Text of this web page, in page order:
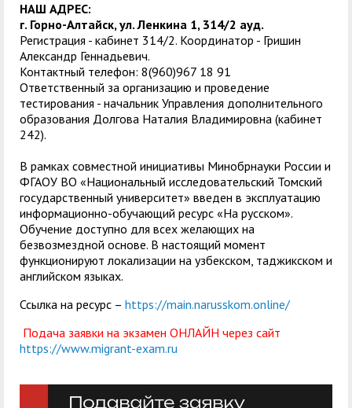
НАШ АДРЕС:
г. Горно-Алтайск, ул. Ленкина 1, 314/2 ауд.
Регистрация - кабинет 314/2. Координатор - Гришин
Александр Геннадьевич.
Контактный телефон: 8(960)967 18 91
Ответственный за организацию и проведение
тестирования - начальник Управления дополнительного
образования Долгова Наталия Владимировна (кабинет
242).
В рамках совместной инициативы Минобрнауки России и
ФГАОУ ВО «Национальный исследовательский Томский
государственный университет» введен в эксплуатацию
информационно-обучающий ресурс «На русском».
Обучение доступно для всех желающих на
безвозмездной основе. В настоящий момент
функционируют локализации на узбекском, таджикском и
английском языках.
Ссылка на ресурс – https://main.narusskom.online/
Подача заявки на экзамен ОНЛАЙН через сайт
https://www.migrant-exam.ru